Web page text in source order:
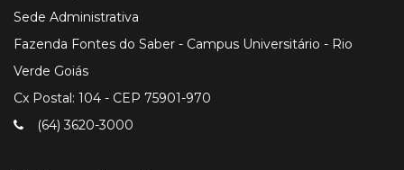
Sede Administrativa
Fazenda Fontes do Saber - Campus Universitário - Rio
Verde Goiás
Cx Postal: 104 - CEP 75901-970
(64) 3620-3000